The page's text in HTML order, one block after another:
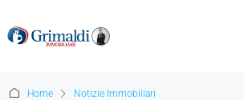
Home
Notizie Immobiliari